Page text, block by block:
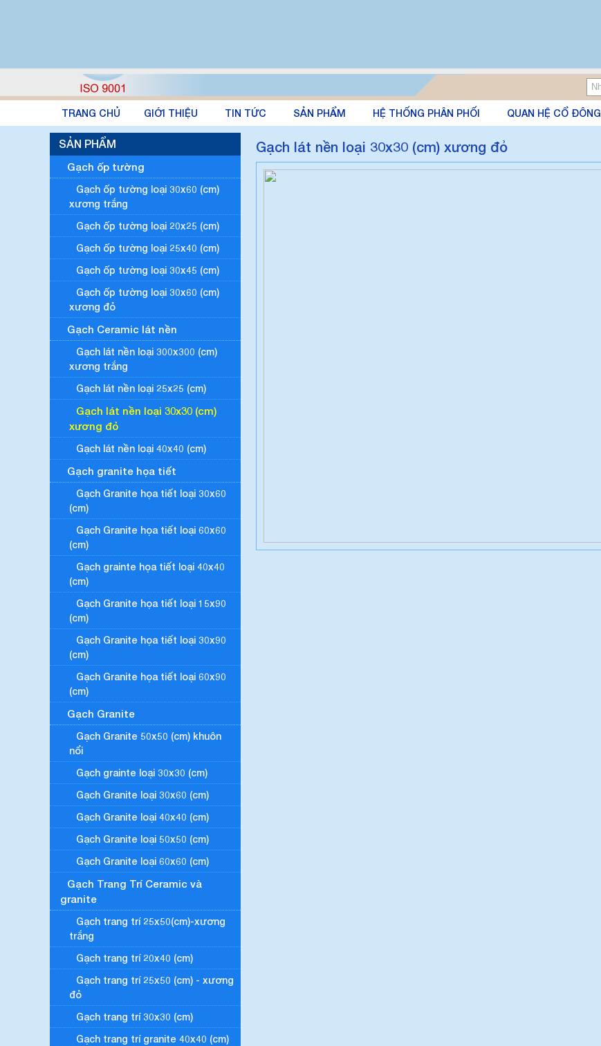
TRANG CHỦ GIỚI THIỆU TIN TỨC SẢN PHẨM HỆ THỐNG PHÂN PHỐI QUAN HỆ CỔ ĐÔNG
SẢN PHẨM
Gạch ốp tường
Gạch ốp tường loại 30x60 (cm)
xương trắng
Gạch ốp tường loại 20x25 (cm)
Gạch ốp tường loại 25x40 (cm)
Gạch ốp tường loại 30x45 (cm)
Gạch ốp tường loại 30x60 (cm)
xương đỏ
Gạch Ceramic lát nền
Gạch lát nền loại 300x300 (cm)
xương trắng
Gạch lát nền loại 25x25 (cm)
Gạch lát nền loại 30x30 (cm)
xương đỏ
Gạch lát nền loại 40x40 (cm)
Gạch granite họa tiết
Gạch Granite họa tiết loại 30x60
(cm)
Gạch Granite họa tiết loại 60x60
(cm)
Gạch grainte họa tiết loại 40x40
(cm)
Gạch Granite họa tiết loại 15x90
(cm)
Gạch Granite họa tiết loại 30x90
(cm)
Gạch Granite họa tiết loại 60x90
(cm)
Gạch Granite
Gạch Granite 50x50 (cm) khuôn
nổi
Gạch grainte loại 30x30 (cm)
Gạch Granite loại 30x60 (cm)
Gạch Granite loại 40x40 (cm)
Gạch Granite loại 50x50 (cm)
Gạch Granite loại 60x60 (cm)
Gạch Trang Trí Ceramic và
granite
Gạch trang trí 25x50(cm)-xương
trắng
Gạch trang trí 20x40 (cm)
Gạch trang trí 25x50 (cm) - xương
đỏ
Gạch trang trí 30x30 (cm)
Gạch trang trí granite 40x40 (cm)
ĐẠI HỘI ĐỒNG CỔ ĐÔNG THƯỜNG
NIÊN CÔNG TY GẠCH MEN THANH
Gạch lát nền loại 30x30 (cm) xương đỏ